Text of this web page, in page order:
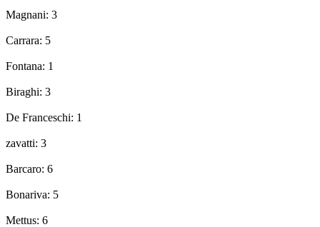
Magnani: 3
Carrara: 5
Fontana: 1
Biraghi: 3
De Franceschi: 1
zavatti: 3
Barcaro: 6
Bonariva: 5
Mettus: 6